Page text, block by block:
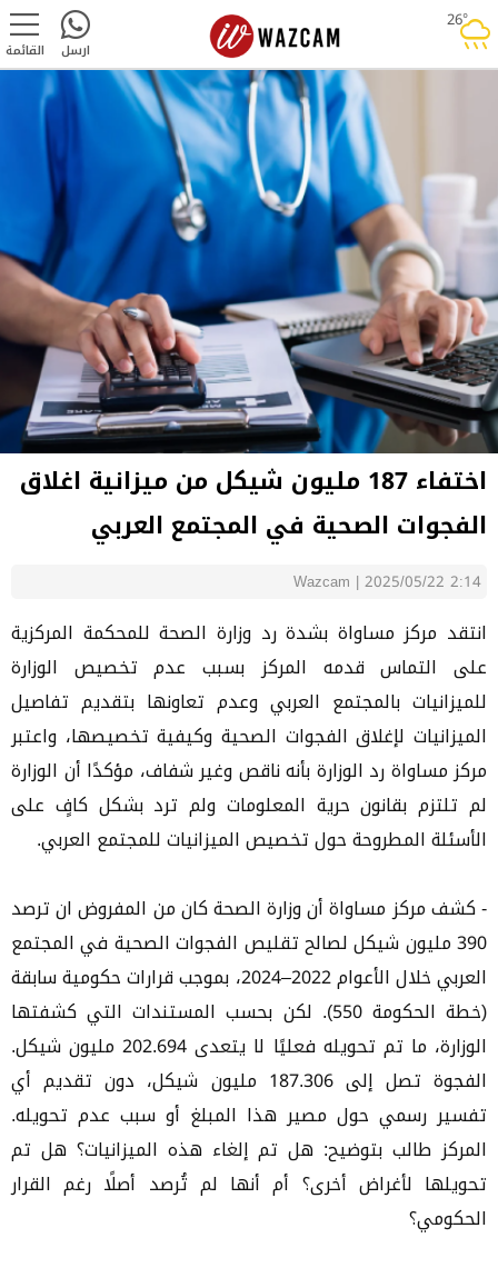
26°rainy القائمة ارسل
اختفاء 187 مليون شيكل من ميزانية اغلاق
الفجوات الصحية في المجتمع العربي
Wazcam | 2025/05/22 2:14
انتقد مركز مساواة بشدة رد وزارة الصحة للمحكمة المركزية
على التماس قدمه المركز بسبب عدم تخصيص الوزارة
للميزانيات بالمجتمع العربي وعدم تعاونها بتقديم تفاصيل
الميزانيات لإغلاق الفجوات الصحية وكيفية تخصيصها، واعتبر
مركز مساواة رد الوزارة بأنه ناقص وغير شفاف، مؤكدًا أن الوزارة
لم تلتزم بقانون حرية المعلومات ولم ترد بشكل كافٍ على
الأسئلة المطروحة حول تخصيص الميزانيات للمجتمع العربي.
- كشف مركز مساواة أن وزارة الصحة كان من المفروض ان ترصد
390 مليون شيكل لصالح تقليص الفجوات الصحية في المجتمع
العربي خلال الأعوام 2022–2024، بموجب قرارات حكومية سابقة
(خطة الحكومة 550). لكن بحسب المستندات التي كشفتها
الوزارة، ما تم تحويله فعليًا لا يتعدى 202.694 مليون شيكل.
الفجوة تصل إلى 187.306 مليون شيكل، دون تقديم أي
تفسير رسمي حول مصير هذا المبلغ أو سبب عدم تحويله.
المركز طالب بتوضيح: هل تم إلغاء هذه الميزانيات؟ هل تم
تحويلها لأغراض أخرى؟ أم أنها لم تُرصد أصلًا رغم القرار
الحكومي؟